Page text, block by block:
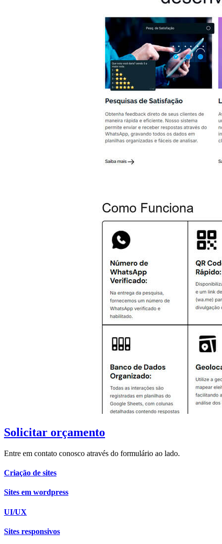
Solicitar orçamento
Entre em contato conosco através do formulário ao lado.
Criação de sites
Sites em wordpress
UI/UX
Sites responsivos